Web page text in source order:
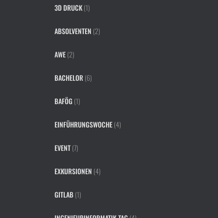
3D DRUCK(1)
ABSOLVENTEN (2)
AWE(2)
BACHELOR (6)
BAFÖG (1)
EINFÜHRUNGSWOCHE(4)
EVENT(7)
EXKURSIONEN (4)
GITLAB(1)